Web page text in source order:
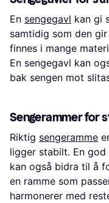
En sengegavl kan gi
samtidig som den
finnes i mange
En sengegavl kan
bak sengen mot
Sengerammer for
Riktig sengeramme
ligger stabilt. En
kan også bidra til å
en ramme som
harmonerer med